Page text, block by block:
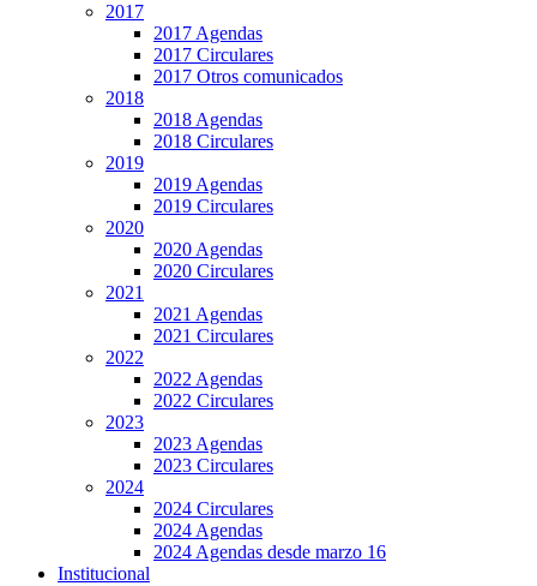
2017
2017 Agendas
2017 Circulares
2017 Otros comunicados
2018
2018 Agendas
2018 Circulares
2019
2019 Agendas
2019 Circulares
2020
2020 Agendas
2020 Circulares
2021
2021 Agendas
2021 Circulares
2022
2022 Agendas
2022 Circulares
2023
2023 Agendas
2023 Circulares
2024
2024 Circulares
2024 Agendas
2024 Agendas desde marzo 16
Institucional